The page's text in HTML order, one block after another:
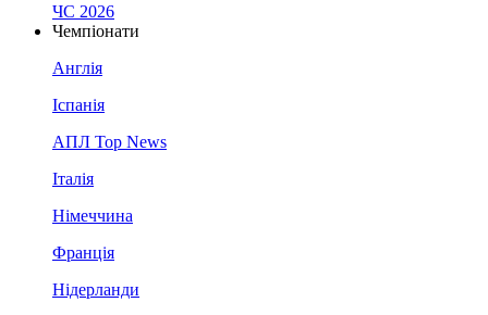
ЧС 2026
Чемпіонати
Англія
Іспанія
АПЛ Top News
Італія
Німеччина
Франція
Нідерланди